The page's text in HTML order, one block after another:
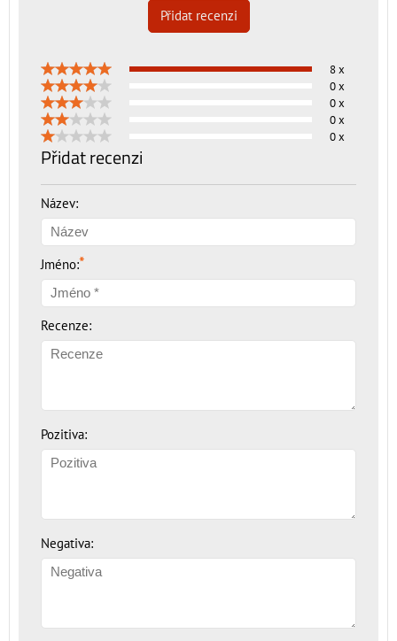
Přidat recenzi
8 x
0 x
0 x
0 x
0 x
Přidat recenzi
Název:
Jméno:*
Recenze:
Pozitiva:
Negativa: